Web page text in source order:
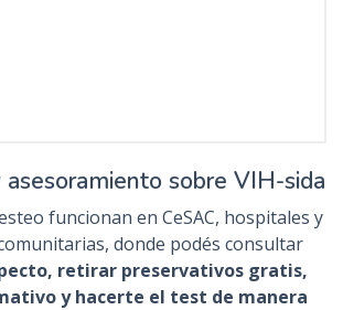
asesoramiento sobre VIH-sida
funcionan en CeSAC, hospitales y
donde podés consultar
retirar preservativos gratis,
y hacerte el test de manera